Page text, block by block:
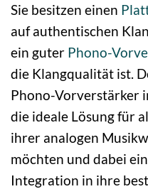
Sie besitzen einen
auf authentischen
ein guter Phono-
die Klangqualität ist.
Phono-Vorverstärker
die ideale Lösung für
ihrer analogen
möchten und dabei
Integration in ihre